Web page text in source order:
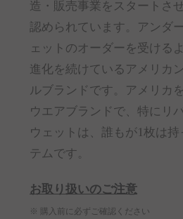
造・販売事業をスタートさ
認められています。アンダ
ェットのオーダーを受ける
進化を続けているアメリカ
ルブランドです。アメリカ
ウエアブランドで、特にリ
ウェットは、誰もが1枚は持
テムです。
お取り扱いのご注意
※ 購入前に必ずご確認ください